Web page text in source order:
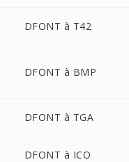
DFONT à T42
DFONT à BMP
DFONT à TGA
DFONT à ICO